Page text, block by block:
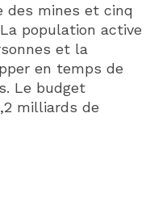
des mines et cinq
population active
et la
en temps de
Le budget
milliards de